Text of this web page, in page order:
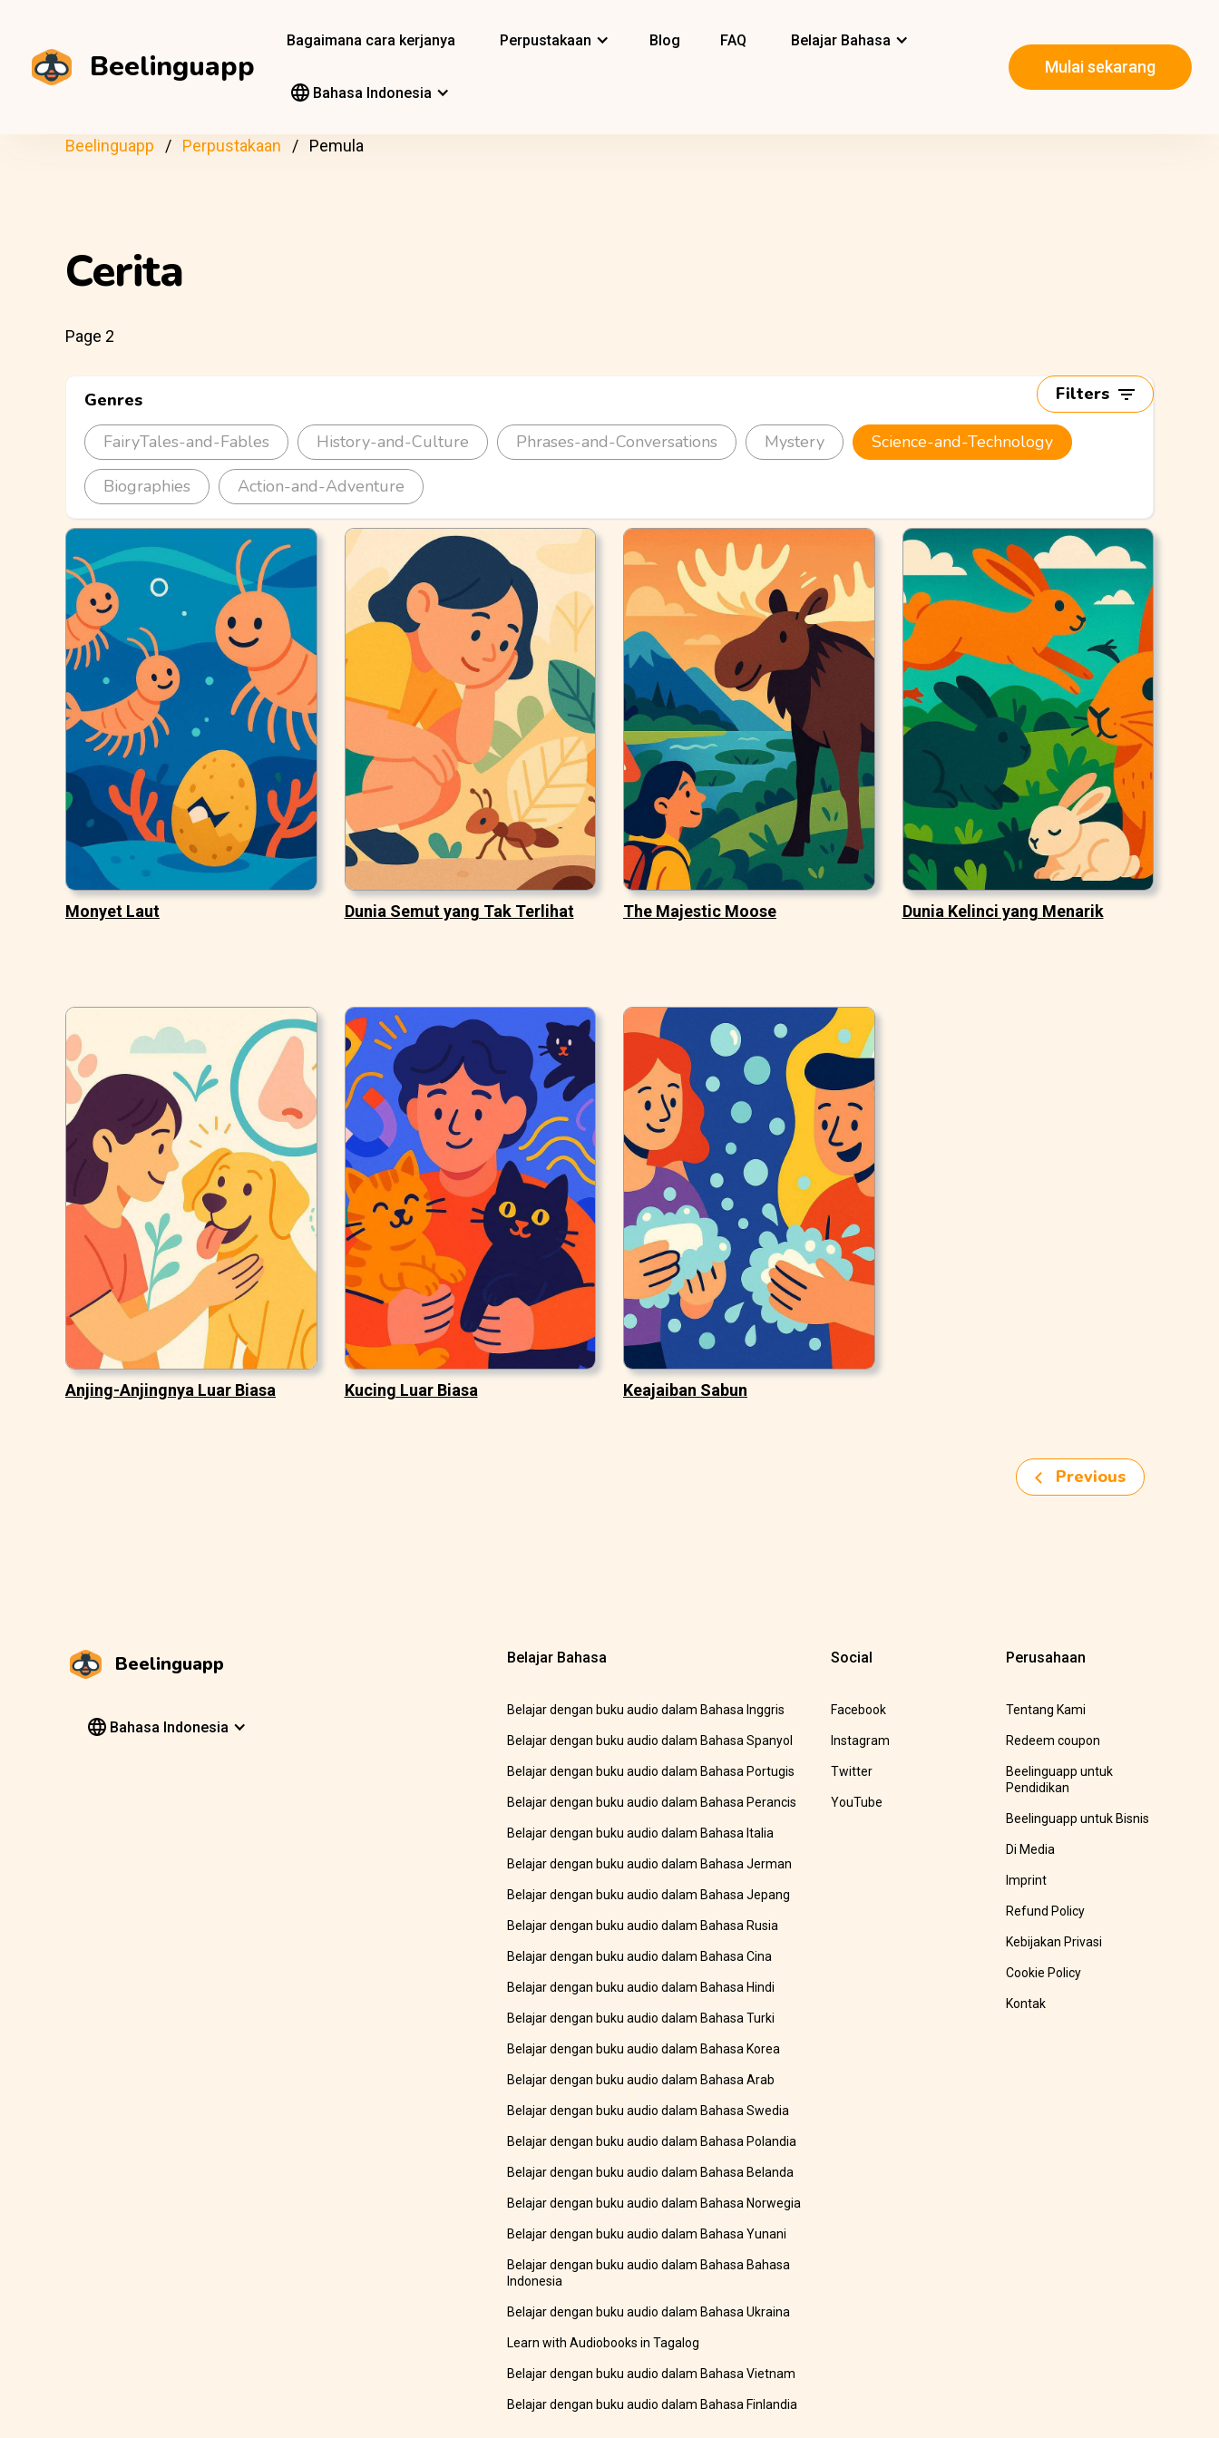
Beelinguapp
Bagaimana cara kerjanya Perpustakaan Blog FAQ Belajar Bahasa
Bahasa Indonesia
Mulai sekarang
Beelinguapp Perpustakaan Pemula
Cerita
Page 2
Filters
Genres
FairyTales-and-Fables
History-and-Culture Phrases-and-Conversations Mystery Science-and-Technology
Biographies Action-and-Adventure
Monyet Laut Dunia Semut yang Tak Terlihat The Majestic Moose Dunia Kelinci yang Menarik
Anjing-Anjingnya Luar Biasa Kucing Luar Biasa Keajaiban Sabun
Previous
Beelinguapp
Bahasa Indonesia
Belajar Bahasa
Belajar dengan buku audio dalam Bahasa Inggris
Belajar dengan buku audio dalam Bahasa Spanyol
Belajar dengan buku audio dalam Bahasa Portugis
Belajar dengan buku audio dalam Bahasa Perancis
Belajar dengan buku audio dalam Bahasa Italia
Belajar dengan buku audio dalam Bahasa Jerman
Belajar dengan buku audio dalam Bahasa Jepang
Belajar dengan buku audio dalam Bahasa Rusia
Belajar dengan buku audio dalam Bahasa Cina
Belajar dengan buku audio dalam Bahasa Hindi
Belajar dengan buku audio dalam Bahasa Turki
Belajar dengan buku audio dalam Bahasa Korea
Belajar dengan buku audio dalam Bahasa Arab
Belajar dengan buku audio dalam Bahasa Swedia
Belajar dengan buku audio dalam Bahasa Polandia
Belajar dengan buku audio dalam Bahasa Belanda
Belajar dengan buku audio dalam Bahasa Norwegia
Belajar dengan buku audio dalam Bahasa Yunani
Belajar dengan buku audio dalam Bahasa Bahasa
Indonesia
Belajar dengan buku audio dalam Bahasa Ukraina
Learn with Audiobooks in Tagalog
Belajar dengan buku audio dalam Bahasa Vietnam
Belajar dengan buku audio dalam Bahasa Finlandia
Social
Facebook
Instagram
Twitter
YouTube
Perusahaan
Tentang Kami
Redeem coupon
Beelinguapp untuk
Pendidikan
Beelinguapp untuk Bisnis
Di Media
Imprint
Refund Policy
Kebijakan Privasi
Cookie Policy
Kontak